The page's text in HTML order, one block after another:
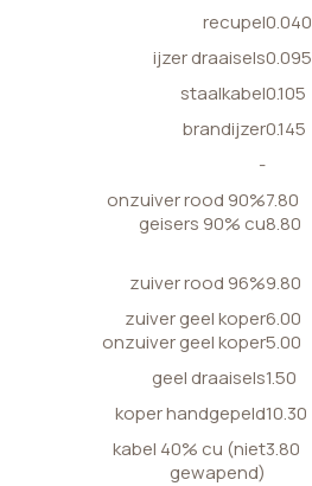
recupel0.040
ijzer draaisels0.095
staalkabel0.105
brandijzer0.145
-
onzuiver rood 90%
geisers 90% cu
7.80
8.80
zuiver rood 96%9.80
zuiver geel koper
onzuiver geel koper
6.00
5.00
geel draaisels1.50
koper handgepeld10.30
kabel 40% cu (niet
gewapend)
3.80